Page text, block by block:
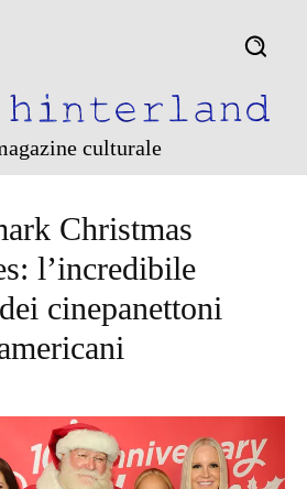
culturale
Christmas
l’incredibile
cinepanettoni